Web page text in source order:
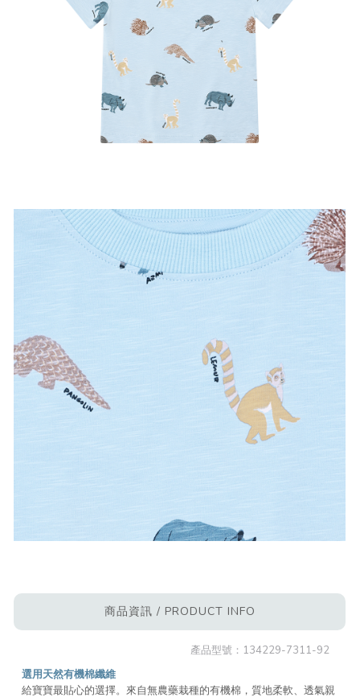
商品資訊 / PRODUCT INFO
產品型號： 134229-7311-92
選用天然有機棉纖維
給寶寶最貼心的選擇。來自無農藥栽種的有機棉，質地柔軟、透氣親